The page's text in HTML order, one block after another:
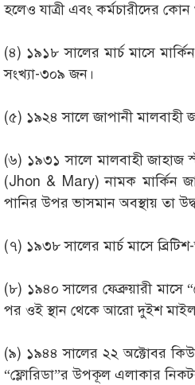
হলেও যাত্রী এবং কর্মচারীদের
(৪) ১৯১৮ সালের মার্চ মাসে
সংখ্যা-৩০৯ জন।
(৫) ১৯২৪ সালে জাপানী
(৬) ১৯৩১ সালে মালবাহী জাহাজ
(Jhon & Mary) নামক মার্কিন
পানির উপর ভাসমান অবস্থায় তা
(৭) ১৯৩৮ সালের মার্চ মাসে
(৮) ১৯৪০ সালের ফেব্রুয়ারী
পর ওই স্থান থেকে আরো দুইশ মাইল
(৯) ১৯৪৪ সালের ২২ অক্টোবর
“ফ্লোরিডা”র উপকূল এলাকার